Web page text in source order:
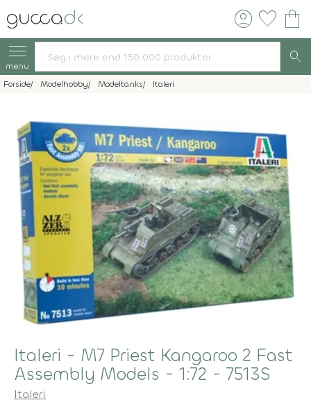
account_circle favorite shopping_bag
menu search
Forside Modelhobby Modeltanks Italeri
Italeri - M7 Priest Kangaroo 2 Fast
Assembly Models - 1:72 - 7513S
Italeri